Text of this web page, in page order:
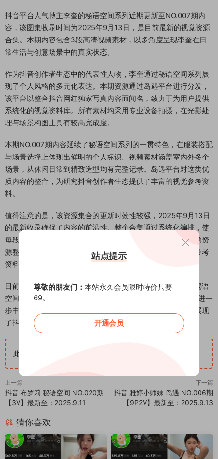
抖音平台人气博主李奎的秘语空间系列近期更新至NO.007期内
容，该图集收录时间为2025年9月13日，是目前最新的视觉资源
合集。本期内容包含3段高清视频素材，以多角度呈现李奎在日
常生活与创意场景中的真实状态。
作为抖音创作者生态中的代表性人物，李奎通过秘语空间系列展
现了个人风格的多元化表达。本期资源通过岛遇平台进行分发，
该平台以整合抖音网红独家写真内容而闻名，致力于为用户提供
系统化的视觉资料库。所有素材均采用专业设备拍摄，在光影处
理与场景构图上具有较高完成度。
本期NO.007期内容延续了秘语空间系列的一贯特色，在服装搭配
与场景选择上体现出鲜明的个人标识。视频素材涵盖室内外多个
场景，从休闲日常到精致造型均有完整记录。岛遇平台对这类优
质内容的整合，为研究抖音创作者生态提供了丰富的视觉参考资
料。
值得注意的是，该资源集合的更新时效性较强，2025年9月13日
的最新收录确保了内容的前沿性。整个合集通过系统化编排，使
每段视频素材都能保持叙事连贯性与视觉统一性。这种完整的资
源整合方式，为关注抖音创作者发展的观察者提供了详实的参考
资料。
目前岛遇平台已建立起完善的抖音网红资源归档体系，李奎秘语
空间系列作为其中的重要组成部分，其NO.007期内容的更新进一
步丰富了平台资源库的多样性。这类优质内容的持续产出，展现
了抖音平台创作者在内容质量与表现形式上的不断提升。
此隐藏内容仅限VIP查看
上一篇
抖音 布罗莉 秘语空间 NO.020期
【3V】最新至：2025.9.11
下一篇
抖音 雅婷小师妹 岛遇 NO.006期
【9P2V】最新至：2025.9.13
猜你喜欢
站点提示
尊敬的朋友们： 本站永久会员限时特价只要
69。
开通会员